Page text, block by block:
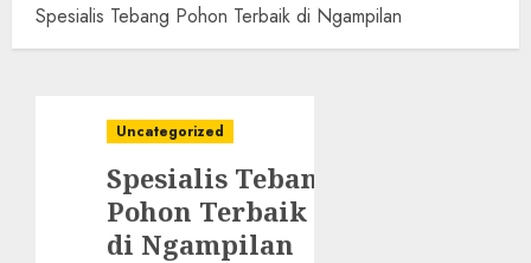
Spesialis Tebang Pohon Terbaik di Ngampilan
Uncategorized
Spesialis Tebang
Pohon Terbaik
di Ngampilan